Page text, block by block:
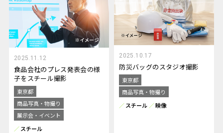
2025.11.12
食品会社のプレス発表会の様
子をスチール撮影
東京都
商品写真・物撮り
展示会・イベント
スチール
2025.10.17
防災バッグのスタジオ撮影
東京都
商品写真・物撮り
スチール
映像